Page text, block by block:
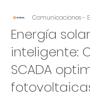
Energía
inteligente:
SCADA
Comunicaciones -